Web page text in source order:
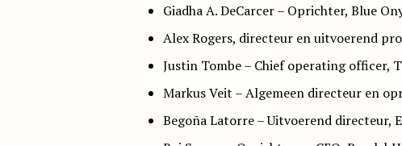
Giadha A. DeCarcer – Oprichter, Blue
Alex Rogers, directeur en uitvoerend
Justin Tombe – Chief operating officer,
Markus Veit – Algemeen directeur en
Begoña Latorre – Uitvoerend directeur,